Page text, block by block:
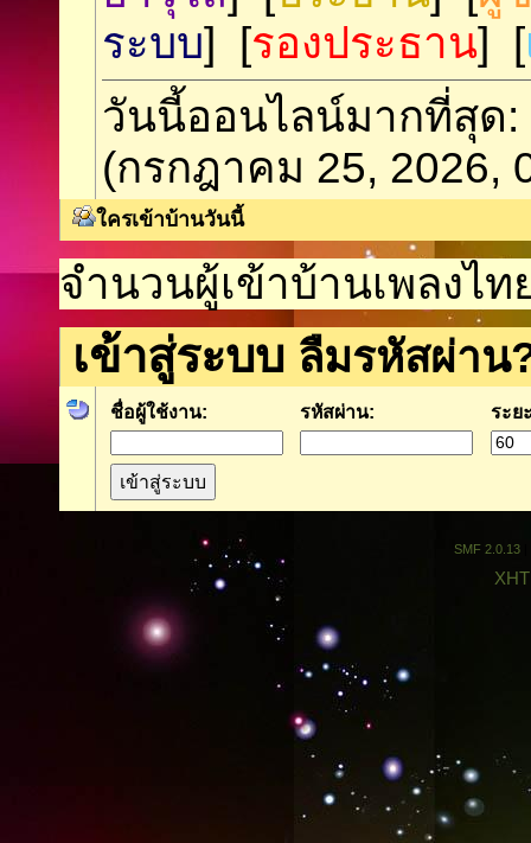
ระบบ] [รองประธาน] [
วันนี้ออนไลน์มากที่สุด:
(กรกฎาคม 25, 2026,
ใครเข้าบ้านวันนี้
จำนวนผู้เข้าบ้านเพลงไ
เข้าสู่ระบบ ลืมรหัสผ่าน
ชื่อผู้ใช้งาน: รหัสผ่าน: ระย
SMF 2.0.13